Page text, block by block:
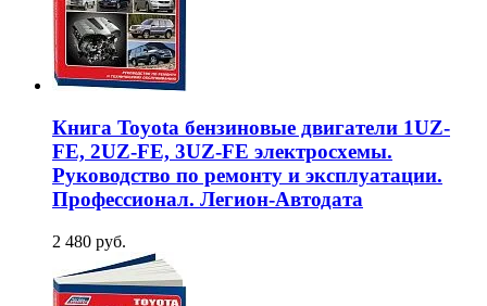
Книга Toyota бензиновые двигатели 1UZ-
FE, 2UZ-FE, 3UZ-FE электросхемы.
Руководство по ремонту и эксплуатации.
Профессионал. Легион-Aвтодата
2 480 руб.